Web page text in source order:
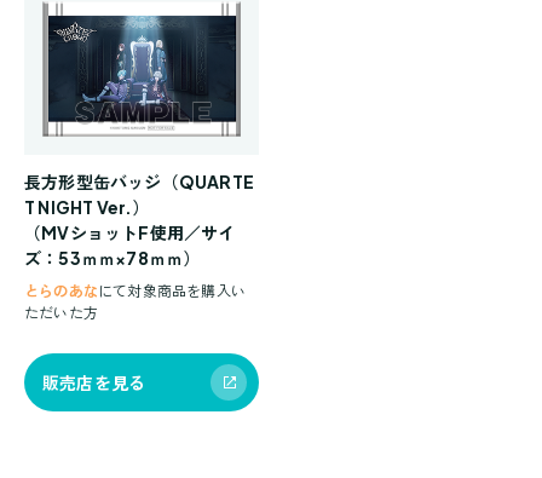
長方形型缶バッジ（QUARTE
T NIGHT Ver.）
（MVショットF使用／サイ
ズ：53ｍｍ×78ｍｍ）
とらのあな にて対象商品を購入い
ただいた方
販売店を見る